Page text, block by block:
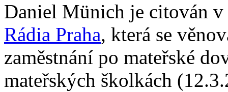
Daniel Münich je citován
Rádia Praha, která se
zaměstnání po mateřské
mateřských školkách